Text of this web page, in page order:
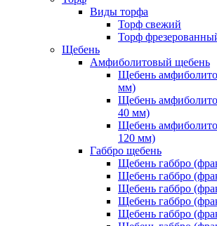
Виды торфа
Торф свежий
Торф
Щебень
Амфиболитовый щебень
Щебень
мм)
Щебень
40 мм)
Щебень
120 мм)
Габбро щебень
Щебень габбро
Щебень габбро
Щебень габбро
Щебень габбро
Щебень габбро